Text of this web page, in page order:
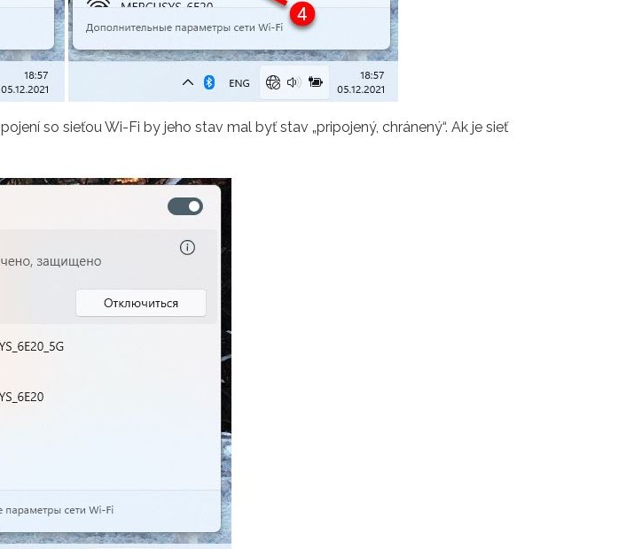
so sieťou Wi-Fi by jeho stav mal byť stav „pripojený, chránený“. Ak je sieť